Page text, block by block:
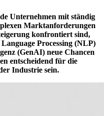
Unternehmen mit ständig
Marktanforderungen
konfrontiert sind,
Processing (NLP)
(GenAI) neue Chancen
entscheidend für die
Industrie sein.